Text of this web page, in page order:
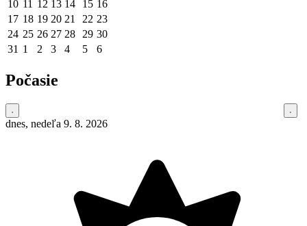
10 11 12 13 14 15 16
17 18 19 20 21 22 23
24 25 26 27 28 29 30
31 1 2 3 4 5 6
Počasie
dnes, nedeľa 9. 8. 2026